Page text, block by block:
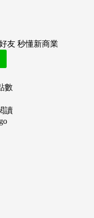
友 秒懂新商業
數
讀